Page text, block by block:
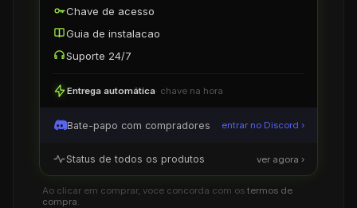
Chave de acesso
Guia de instalacao
Suporte 24/7
Entrega automática· chave na hora
Bate-papo com compradores entrar no Discord ›
Status de todos os produtos ver agora ›
Ao clicar em comprar, voce concorda com os termos de
compra.